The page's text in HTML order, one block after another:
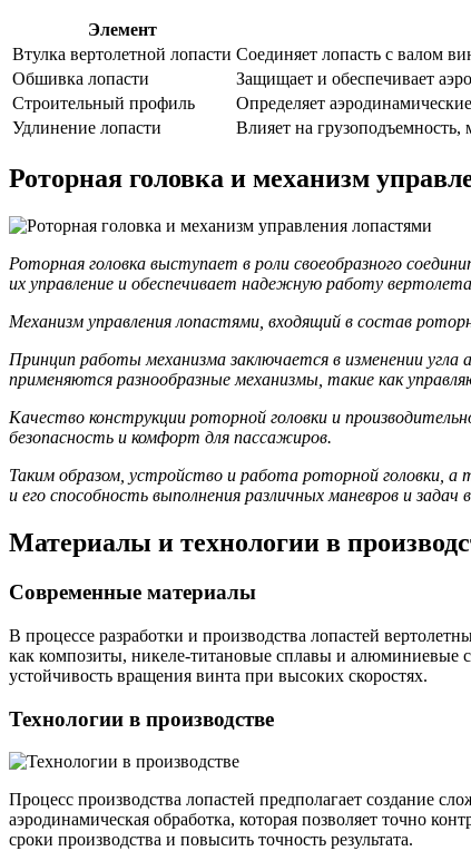
Элемент
Втулка вертолетной лопасти Соединяет лопасть с валом
Обшивка лопасти
Защищает и обеспечивает
Строительный профиль
Определяет
Удлинение лопасти
Влияет на грузоподъемность,
Роторная головка и механизм
Роторная головка выступает в роли своеобразного
их управление и обеспечивает надежную работу
Механизм управления лопастями, входящий в состав
Принцип работы механизма заключается в изменении
применяются разнообразные механизмы, такие как
Качество конструкции роторной головки и
безопасность и комфорт для пассажиров.
Таким образом, устройство и работа роторной головки,
и его способность выполнения различных маневров и задач в
Материалы и технологии в
Современные материалы
В процессе разработки и производства лопастей
как композиты, никеле-титановые сплавы и алюминиевые
устойчивость вращения винта при высоких скоростях.
Технологии в производстве
Процесс производства лопастей предполагает создание
аэродинамическая обработка, которая позволяет точно
сроки производства и повысить точность результата.